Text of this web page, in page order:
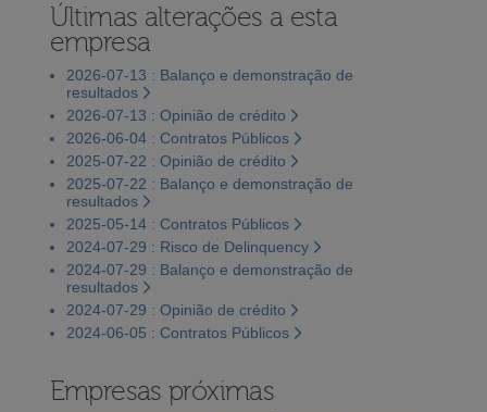
Últimas alterações a esta
empresa
2026-07-13 : Balanço e demonstração de
resultados
2026-07-13 : Opinião de crédito
2026-06-04 : Contratos Públicos
2025-07-22 : Opinião de crédito
2025-07-22 : Balanço e demonstração de
resultados
2025-05-14 : Contratos Públicos
2024-07-29 : Risco de Delinquency
2024-07-29 : Balanço e demonstração de
resultados
2024-07-29 : Opinião de crédito
2024-06-05 : Contratos Públicos
Empresas próximas